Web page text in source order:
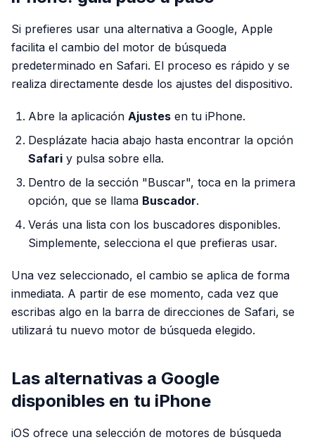
Si prefieres usar una alternativa a Google, Apple
facilita el cambio del motor de búsqueda
predeterminado en Safari. El proceso es rápido y se
realiza directamente desde los ajustes del dispositivo.
Abre la aplicación Ajustes en tu iPhone.
Desplázate hacia abajo hasta encontrar la opción
Safari y pulsa sobre ella.
Dentro de la sección "Buscar", toca en la primera
opción, que se llama Buscador.
Verás una lista con los buscadores disponibles.
Simplemente, selecciona el que prefieras usar.
Una vez seleccionado, el cambio se aplica de forma
inmediata. A partir de ese momento, cada vez que
escribas algo en la barra de direcciones de Safari, se
utilizará tu nuevo motor de búsqueda elegido.
Las alternativas a Google
disponibles en tu iPhone
iOS ofrece una selección de motores de búsqueda